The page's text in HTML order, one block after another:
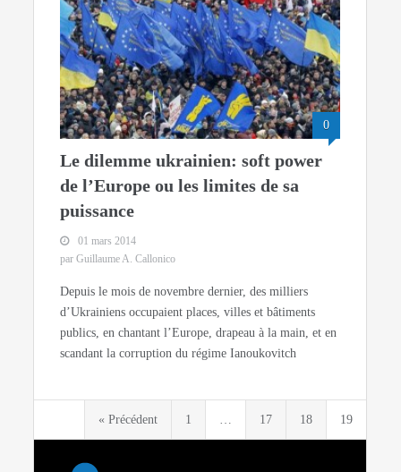
0
Le dilemme ukrainien: soft power
de l’Europe ou les limites de sa
puissance
01 mars 2014
par Guillaume A. Callonico
Depuis le mois de novembre dernier, des milliers
d’Ukrainiens occupaient places, villes et bâtiments
publics, en chantant l’Europe, drapeau à la main, et en
scandant la corruption du régime Ianoukovitch
« Précédent 1 17 18 19